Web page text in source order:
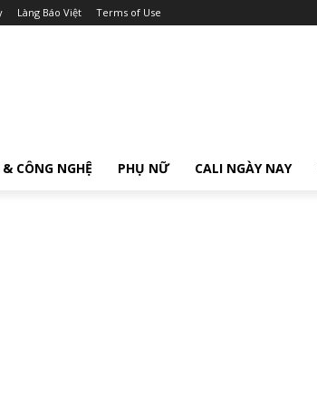
Làng Báo Việt Terms of Use
CÔNG NGHỆ PHỤ NỮ CALI NGÀY NAY